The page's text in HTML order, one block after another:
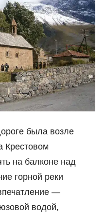
была возле
Крестовом
на балконе над
горной реки
—
водой,